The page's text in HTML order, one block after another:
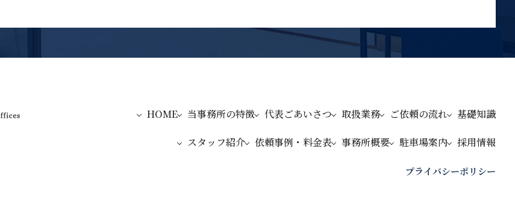
HOME 当事務所の特徴 代表ごあいさつ 取扱業務 ご依頼の流れ 基礎知識
スタッフ紹介 依頼事例・料金表 事務所概要 駐車場案内 採用情報
プライバシーポリシー